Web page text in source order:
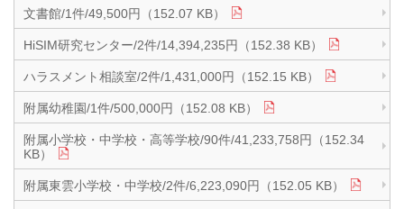
文書館/1件/49,500円（152.07 KB）
HiSIM研究センター/2件/14,394,235円（152.38 KB）
ハラスメント相談室/2件/1,431,000円（152.15 KB）
附属幼稚園/1件/500,000円（152.08 KB）
附属小学校・中学校・高等学校/90件/41,233,758円（152.34
KB）
附属東雲小学校・中学校/2件/6,223,090円（152.05 KB）